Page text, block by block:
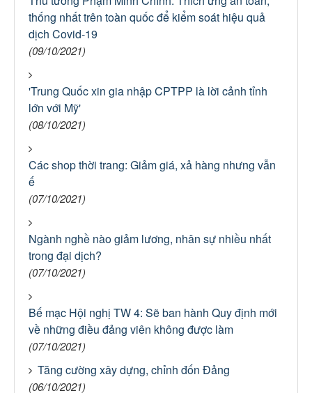
thống nhất trên toàn quốc để kiểm soát hiệu quả
dịch Covid-19
(09/10/2021)
'Trung Quốc xin gia nhập CPTPP là lời cảnh tỉnh
lớn với Mỹ'
(08/10/2021)
Các shop thời trang: Giảm giá, xả hàng nhưng vẫn
ế
(07/10/2021)
Ngành nghề nào giảm lương, nhân sự nhiều nhất
trong đại dịch?
(07/10/2021)
Bế mạc Hội nghị TW 4: Sẽ ban hành Quy định mới
về những điều đảng viên không được làm
(07/10/2021)
Tăng cường xây dựng, chỉnh đốn Đảng
(06/10/2021)